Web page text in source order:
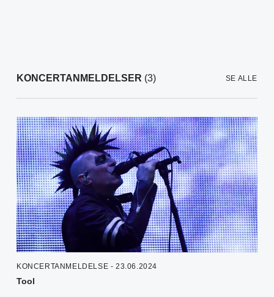
KONCERTANMELDELSER (3) SE ALLE
KONCERTANMELDELSE - 23.06.2024
Tool